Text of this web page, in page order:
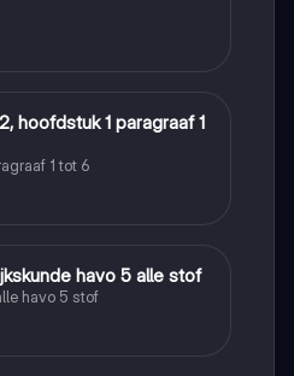
hoofdstuk 1 paragraaf 1
1 tot 6
havo 5 alle stof
havo 5 stof